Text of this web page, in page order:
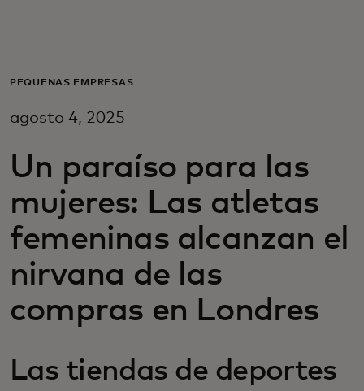
Para empresas
Para innovadores
Noticias y tendencias
PEQUEÑAS EMPRESAS
agosto 4, 2025
Un paraíso para las
mujeres: Las atletas
femeninas alcanzan el
nirvana de las
compras en Londres
Las tiendas de deportes